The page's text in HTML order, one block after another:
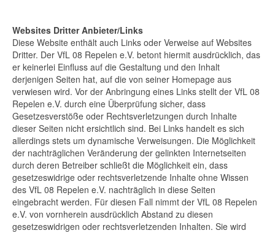
Websites Dritter Anbieter/Links
Diese Website enthält auch Links oder Verweise auf Websites
Dritter. Der VfL 08 Repelen e.V. betont hiermit ausdrücklich, das
er keinerlei Einfluss auf die Gestaltung und den Inhalt
derjenigen Seiten hat, auf die von seiner Homepage aus
verwiesen wird. Vor der Anbringung eines Links stellt der VfL 08
Repelen e.V. durch eine Überprüfung sicher, dass
Gesetzesverstöße oder Rechtsverletzungen durch Inhalte
dieser Seiten nicht ersichtlich sind. Bei Links handelt es sich
allerdings stets um dynamische Verweisungen. Die Möglichkeit
der nachträglichen Veränderung der gelinkten Internetseiten
durch deren Betreiber schließt die Möglichkeit ein, dass
gesetzeswidrige oder rechtsverletzende Inhalte ohne Wissen
des VfL 08 Repelen e.V. nachträglich in diese Seiten
eingebracht werden. Für diesen Fall nimmt der VfL 08 Repelen
e.V. von vornherein ausdrücklich Abstand zu diesen
gesetzeswidrigen oder rechtsverletzenden Inhalten. Sie wird